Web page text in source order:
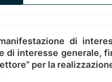
di
di interesse generale,
per la